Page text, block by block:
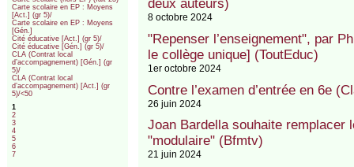
Carte scolaire en EP : Moyens
[Act.] (gr 5)/
Carte scolaire en EP : Moyens
[Gén.]
Cité éducative [Act.] (gr 5)/
Cité éducative [Gén.] (gr 5)/
CLA (Contrat local
d’accompagnement) [Gén.] (gr
5)/
CLA (Contrat local
d’accompagnement) [Act.] (gr
5)/<50
1
2
3
4
5
6
7
deux auteurs)
8 octobre 2024
"Repenser l’enseignement", par
le collège unique] (ToutEduc)
1er octobre 2024
Contre l’examen d’entrée en 6e
26 juin 2024
Joan Bardella souhaite remplacer
"modulaire" (Bfmtv)
21 juin 2024